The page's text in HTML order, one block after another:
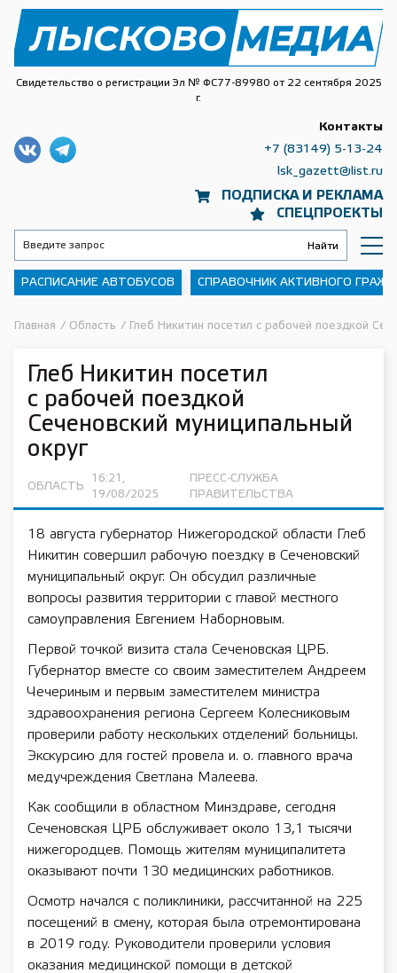
Свидетельство о регистрации Эл № ФС77-89980 от 22 сентября 2025
г.
ПОДПИСКА И РЕКЛАМА
СПЕЦПРОЕКТЫ
Контакты
+7 (83149) 5-13-24
lsk_gazett@list.ru
РАСПИСАНИЕ АВТОБУСОВ СПРАВОЧНИК АКТИВНОГО
Главная / Область / Глеб Никитин посетил с рабочей поездкой
Глеб Никитин посетил
с рабочей поездкой
Сеченовский муниципальный
округ
ОБЛАСТЬ
16:21,
19/08/2025
ПРЕСС-СЛУЖБА
ПРАВИТЕЛЬСТВА
18 августа губернатор Нижегородской области Глеб
Никитин совершил рабочую поездку в Сеченовский
муниципальный округ. Он обсудил различные
вопросы развития территории с главой местного
самоуправления Евгением Наборновым.
Первой точкой визита стала Сеченовская ЦРБ.
Губернатор вместе со своим заместителем Андреем
Чечериным и первым заместителем министра
здравоохранения региона Сергеем Колесниковым
проверили работу нескольких отделений больницы.
Экскурсию для гостей провела и. о. главного врача
медучреждения Светлана Малеева.
Как сообщили в областном Минздраве, сегодня
Сеченовская ЦРБ обслуживает около 13,1 тысячи
нижегородцев. Помощь жителям муниципалитета
оказывают почти 130 медицинских работников.
Осмотр начался с поликлиники, рассчитанной на 225
посещений в смену, которая была отремонтирована
в 2019 году. Руководители проверили условия
оказания медицинской помощи в детской